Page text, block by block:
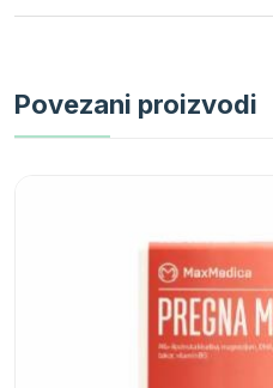
Povezani proizvodi